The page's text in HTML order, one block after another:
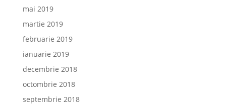
mai 2019
martie 2019
februarie 2019
ianuarie 2019
decembrie 2018
octombrie 2018
septembrie 2018